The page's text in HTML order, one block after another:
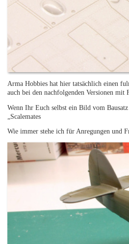
Arma Hobbies hat hier tatsächlich einen
auch bei den nachfolgenden Versionen mit
Wenn Ihr Euch selbst ein Bild vom
„Scalemates
Wie immer stehe ich für Anregungen und